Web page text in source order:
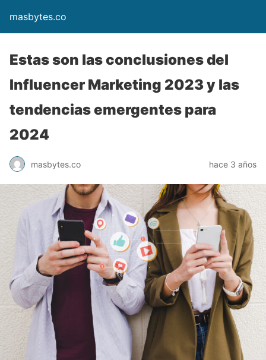
masbytes.co
Estas son las conclusiones del
Influencer Marketing 2023 y las
tendencias emergentes para
2024
masbytes.co hace 3 años